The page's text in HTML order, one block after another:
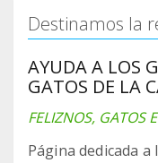
Destinamos la
AYUDA A LOS
GATOS DE LA
FELIZNOS, GATOS
Página dedicada